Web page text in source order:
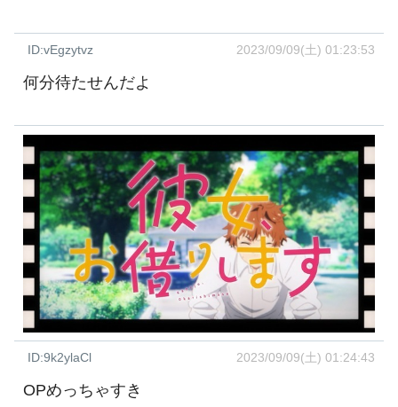
ID:vEgzytvz 2023/09/09(土) 01:23:53
何分待たせんだよ
ID:9k2ylaCl 2023/09/09(土) 01:24:43
OPめっちゃすき